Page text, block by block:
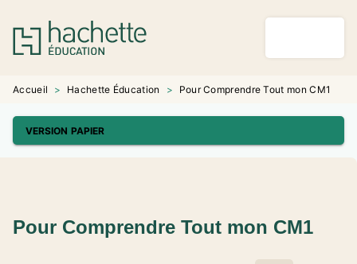
MENU RECHERCHE
PIED DE PAGE
Accueil > Hachette Éducation > Pour Comprendre Tout mon CM1
VERSION PAPIER
Pour Comprendre Tout mon CM1